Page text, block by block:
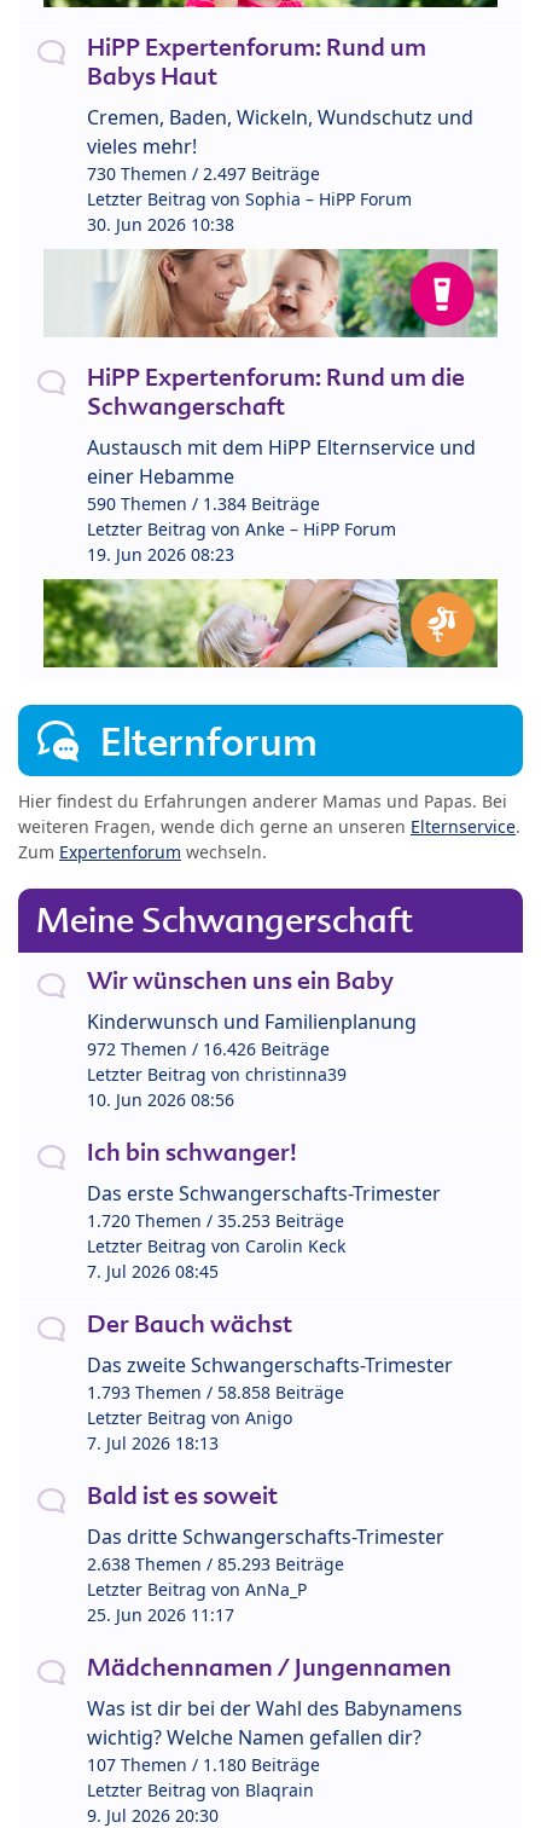
HiPP Expertenforum: Rund um
Babys Haut
Cremen, Baden, Wickeln, Wundschutz und
vieles mehr!
730 Themen / 2.497 Beiträge
Letzter Beitrag von Sophia – HiPP Forum
30. Jun 2026 10:38
HiPP Expertenforum: Rund um die
Schwangerschaft
Austausch mit dem HiPP Elternservice und
einer Hebamme
590 Themen / 1.384 Beiträge
Letzter Beitrag von Anke – HiPP Forum
19. Jun 2026 08:23
Elternforum
Hier findest du Erfahrungen anderer Mamas und Papas. Bei
weiteren Fragen, wende dich gerne an unseren Elternservice.
Zum Expertenforum wechseln.
Meine Schwangerschaft
Wir wünschen uns ein Baby
Kinderwunsch und Familienplanung
972 Themen / 16.426 Beiträge
Letzter Beitrag von christinna39
10. Jun 2026 08:56
Ich bin schwanger!
Das erste Schwangerschafts-Trimester
1.720 Themen / 35.253 Beiträge
Letzter Beitrag von Carolin Keck
7. Jul 2026 08:45
Der Bauch wächst
Das zweite Schwangerschafts-Trimester
1.793 Themen / 58.858 Beiträge
Letzter Beitrag von Anigo
7. Jul 2026 18:13
Bald ist es soweit
Das dritte Schwangerschafts-Trimester
2.638 Themen / 85.293 Beiträge
Letzter Beitrag von AnNa_P
25. Jun 2026 11:17
Mädchennamen / Jungennamen
Was ist dir bei der Wahl des Babynamens
wichtig? Welche Namen gefallen dir?
107 Themen / 1.180 Beiträge
Letzter Beitrag von Blaqrain
9. Jul 2026 20:30